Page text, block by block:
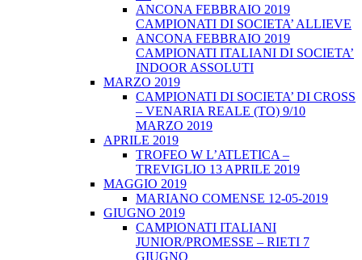
ANCONA FEBBRAIO 2019
CAMPIONATI DI SOCIETA’ ALLIEVE
ANCONA FEBBRAIO 2019
CAMPIONATI ITALIANI DI SOCIETA’
INDOOR ASSOLUTI
MARZO 2019
CAMPIONATI DI SOCIETA’ DI CROSS
– VENARIA REALE (TO) 9/10
MARZO 2019
APRILE 2019
TROFEO W L’ATLETICA –
TREVIGLIO 13 APRILE 2019
MAGGIO 2019
MARIANO COMENSE 12-05-2019
GIUGNO 2019
CAMPIONATI ITALIANI
JUNIOR/PROMESSE – RIETI 7
GIUGNO